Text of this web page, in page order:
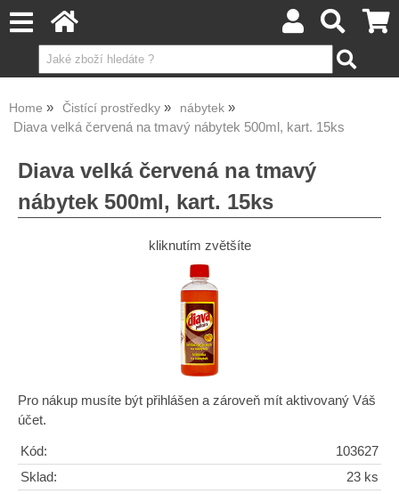
Home Čistící prostředky nábytek
Diava velká červená na tmavý nábytek 500ml, kart. 15ks
Diava velká červená na tmavý
nábytek 500ml, kart. 15ks
kliknutím zvětšíte
Pro nákup musíte být přihlášen a zároveň mít aktivovaný Váš
účet.
Kód:
103627
Sklad:
23 ks